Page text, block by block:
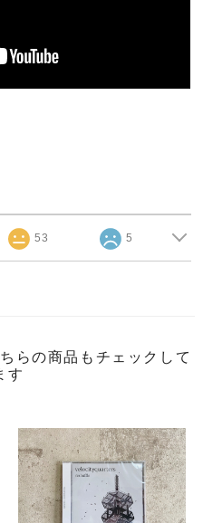
53 5
らの商品もチェックして
す